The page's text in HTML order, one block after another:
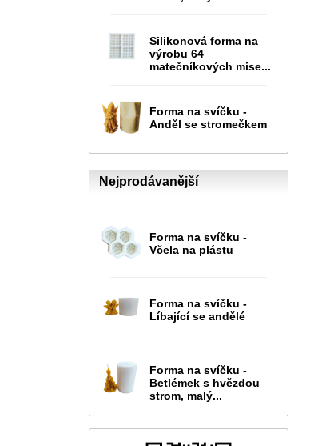
Silikonová forma na
výrobu 64
matečníkových mise...
Forma na svíčku -
Anděl se stromečkem
Nejprodávanější
Forma na svíčku -
Včela na plástu
Forma na svíčku -
Líbající se andělé
Forma na svíčku -
Betlémek s hvězdou
strom, malý...